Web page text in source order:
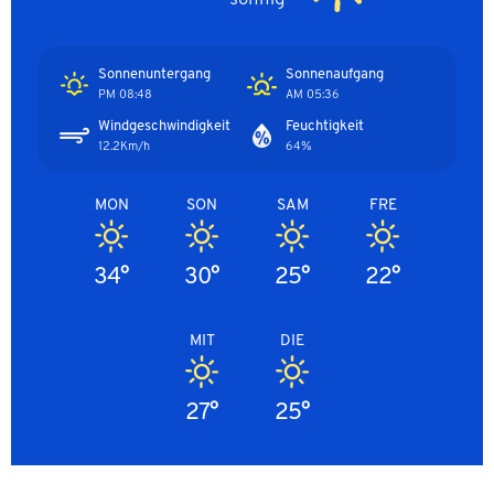
Sonnenaufgang
05:36 AM
Sonnenuntergang
08:48 PM
Feuchtigkeit
64%
Windgeschwindigkeit
12.2Km/h
FRE
22°
SAM
25°
SON
30°
MON
34°
DIE
25°
MIT
27°